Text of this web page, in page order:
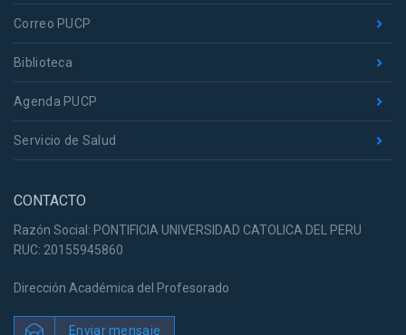
Correo PUCP
Biblioteca
Agenda PUCP
Servicio de Salud
CONTACTO
Razón Social: PONTIFICIA UNIVERSIDAD CATOLICA DEL PERU
RUC: 20155945860
Dirección Académica del Profesorado
Enviar mensaje